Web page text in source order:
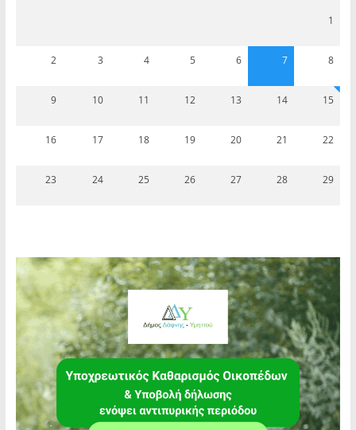
1
2 3 4 5 6 7 8
9 10 11 12 13 14 15
16 17 18 19 20 21 22
23 24 25 26 27 28 29